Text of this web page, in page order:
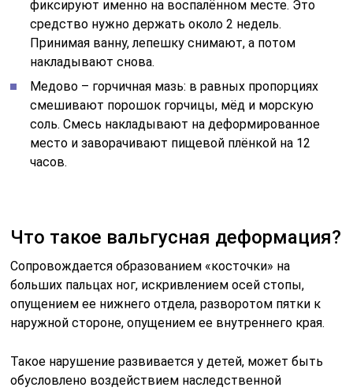
фиксируют именно на воспалённом месте. Это
средство нужно держать около 2 недель.
Принимая ванну, лепешку снимают, а потом
накладывают снова.
Медово – горчичная мазь: в равных пропорциях
смешивают порошок горчицы, мёд и морскую
соль. Смесь накладывают на деформированное
место и заворачивают пищевой плёнкой на 12
часов.
Что такое вальгусная деформация?
Сопровождается образованием «косточки» на
больших пальцах ног, искривлением осей стопы,
опущением ее нижнего отдела, разворотом пятки к
наружной стороне, опущением ее внутреннего края.
Такое нарушение развивается у детей, может быть
обусловлено воздействием наследственной